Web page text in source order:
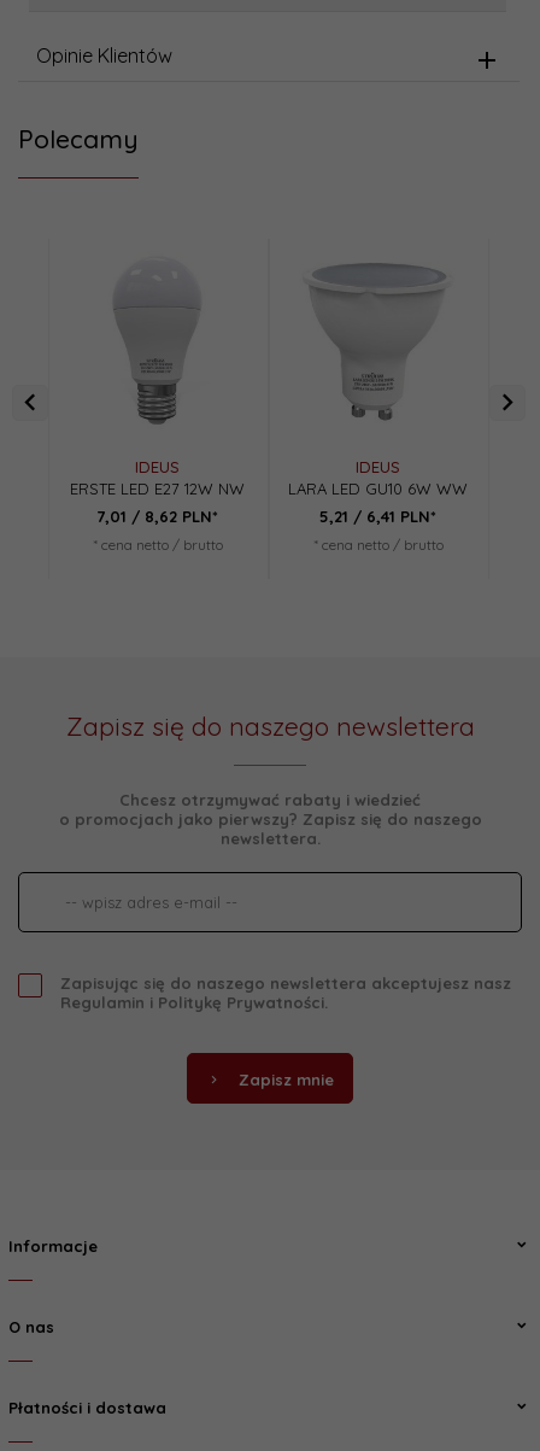
Opinie Klientów
Polecamy
IDEUS
ERSTE LED E27 12W NW
7,01 / 8,62 PLN*
* cena netto / brutto
IDEUS
LARA LED GU10 6W WW
5,21 / 6,41 PLN*
* cena netto / brutto
Zapisz się do naszego newslettera
Chcesz otrzymywać rabaty i wiedzieć
o promocjach jako pierwszy? Zapisz się do naszego
newslettera.
Zapisując się do naszego newslettera akceptujesz nasz
Regulamin i Politykę Prywatności
Zapisz mnie
Informacje
O nas
Płatności i dostawa